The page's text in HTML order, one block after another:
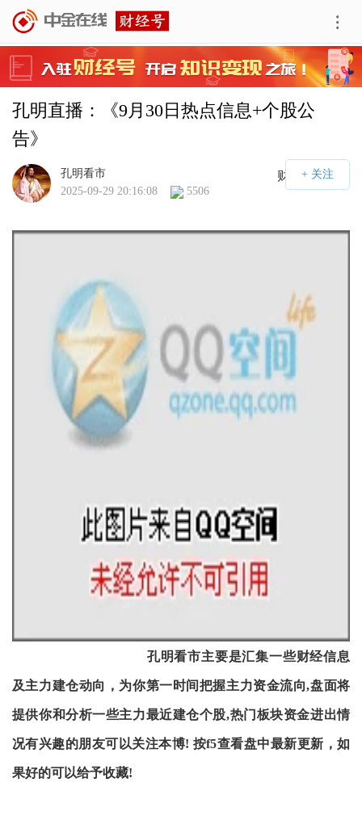
孔明直播：《9月30日热点信息+个股公
告》
财经号APP
孔明看市
2025-09-29 20:16:08
5506
孔明看市主要是汇集一些财经信息
及主力建仓动向，为你第一时间把握主力资金流向,盘面将
提供你和分析一些主力最近建仓个股,热门板块资金进出情
况有兴趣的朋友可以关注本博! 按f5查看盘中最新更新，如
果好的可以给予收藏!